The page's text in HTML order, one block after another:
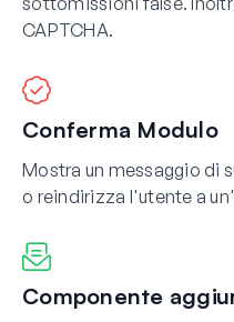
CAPTCHA.
Conferma Modulo
Mostra un messaggio di
o reindirizza l'utente a
Componente